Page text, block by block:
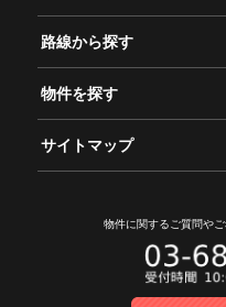
路線から探す
物件を探す
サイトマップ
物件に関するご質問や